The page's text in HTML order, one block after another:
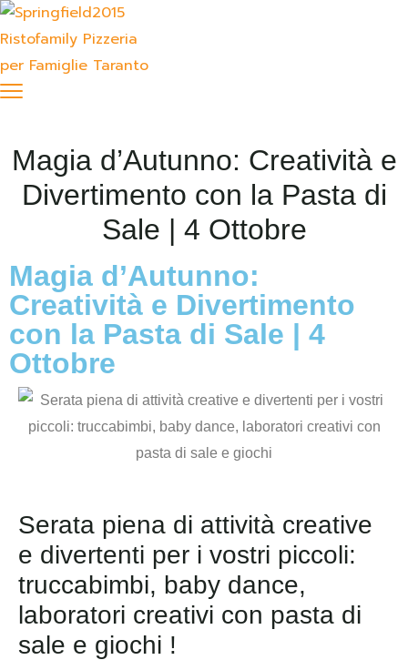
Magia d’Autunno: Creatività e
Divertimento con la Pasta di
Sale | 4 Ottobre
Magia d’Autunno:
Creatività e Divertimento
con la Pasta di Sale | 4
Ottobre
Serata piena di attività creative
e divertenti per i vostri piccoli:
truccabimbi, baby dance,
laboratori creativi con pasta di
sale e giochi !